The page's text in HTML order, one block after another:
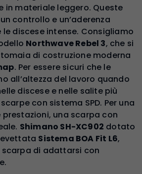
in materiale leggero. Queste
controllo e un’aderenza
discese intense. Consigliamo
Northwave Rebel 3, che si
di costruzione moderna
. Per essere sicuri che le
all’altezza del lavoro quando
discese e nelle salite più
con sistema SPD. Per una
prestazioni, una scarpa con
Shimano SH-XC902 dotato
Sistema BOA Fit L6,
di adattarsi con